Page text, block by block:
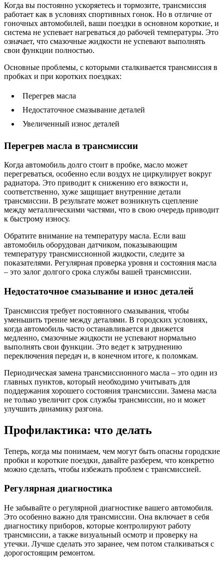
Когда вы постоянно ускоряетесь и тормозите, трансмиссия
работает как в условиях спортивных гонок. Но в отличие от
гоночных автомобилей, ваши поездки в основном короткие, и
система не успевает нагреваться до рабочей температуры. Это
означает, что смазочные жидкости не успевают выполнять
свои функции полностью.
Основные проблемы, с которыми сталкивается трансмиссия в
пробках и при коротких поездках:
Перегрев масла
Недостаточное смазывание деталей
Увеличенный износ деталей
Перегрев масла в трансмиссии
Когда автомобиль долго стоит в пробке, масло может
перегреваться, особенно если воздух не циркулирует вокруг
радиатора. Это приводит к снижению его вязкости и,
соответственно, хуже защищает внутренние детали
трансмиссии. В результате может возникнуть сцепление
между металлическими частями, что в свою очередь приводит
к быстрому износу.
Обратите внимание на температуру масла. Если ваш
автомобиль оборудован датчиком, показывающим
температуру трансмиссионной жидкости, следите за
показателями. Регулярная проверка уровня и состояния масла
– это залог долгого срока службы вашей трансмиссии.
Недостаточное смазывание и износ деталей
Трансмиссия требует постоянного смазывания, чтобы
уменьшить трение между деталями. В городских условиях,
когда автомобиль часто останавливается и движется
медленно, смазочные жидкости не успевают нормально
выполнять свои функции. Это ведет к затруднению
переключения передач и, в конечном итоге, к поломкам.
Периодическая замена трансмиссионного масла – это один из
главных пунктов, который необходимо учитывать для
поддержания хорошего состояния трансмиссии. Замена масла
не только увеличит срок службы трансмиссии, но и может
улучшить динамику разгона.
Профилактика: что делать
Теперь, когда мы понимаем, чем могут быть опасны городские
пробки и короткие поездки, давайте разберем, что конкретно
можно сделать, чтобы избежать проблем с трансмиссией.
Регулярная диагностика
Не забывайте о регулярной диагностике вашего автомобиля.
Это особенно важно для трансмиссии. Она включает в себя
диагностику приборов, которые контролируют работу
трансмиссии, а также визуальный осмотр и проверку на
утечки. Лучше сделать это заранее, чем потом сталкиваться с
дорогостоящим ремонтом.